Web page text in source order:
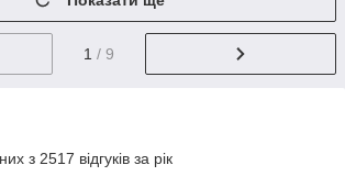
1 / 9
з 2517 відгуків за рік